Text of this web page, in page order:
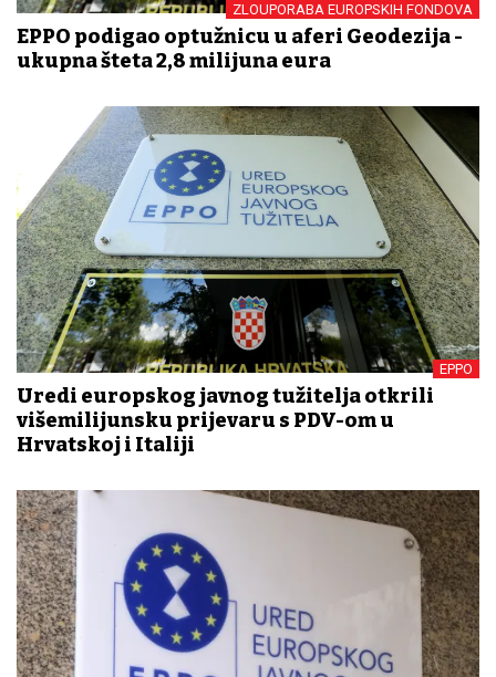
ZLOUPORABA EUROPSKIH FONDOVA
EPPO podigao optužnicu u aferi Geodezija -
ukupna šteta 2,8 milijuna eura
EPPO
Uredi europskog javnog tužitelja otkrili
višemilijunsku prijevaru s PDV-om u
Hrvatskoj i Italiji